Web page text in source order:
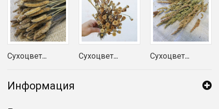
Сухоцвет... Сухоцвет... Сухоцвет...
Информация